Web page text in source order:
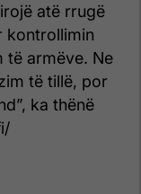
atë rrugë
kontrollimin
të armëve. Ne
të tillë, por
ka thënë